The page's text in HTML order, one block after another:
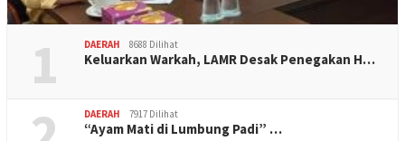
1 DAERAH 8688 Dilihat
Keluarkan Warkah, LAMR Desak Penegakan H…
DAERAH 7917 Dilihat
“Ayam Mati di Lumbung Padi” …